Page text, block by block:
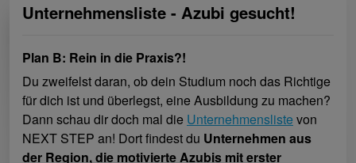
Unternehmensliste - Azubi gesucht!
Plan B: Rein in die Praxis?!
Du zweifelst daran, ob dein Studium noch das Richtige
für dich ist und überlegst, eine Ausbil­dung zu machen?
Dann schau dir doch mal die Unternehmensliste von
NEXT STEP an! Dort findest du Unternehmen aus
der Region, die motivierte Azubis mit erster